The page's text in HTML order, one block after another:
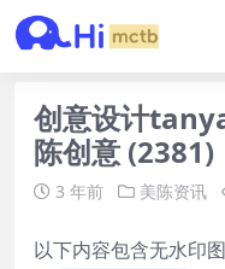
创意设计
陈创意 (2381)
3 年前 美陈资讯
以下内容包含无水印